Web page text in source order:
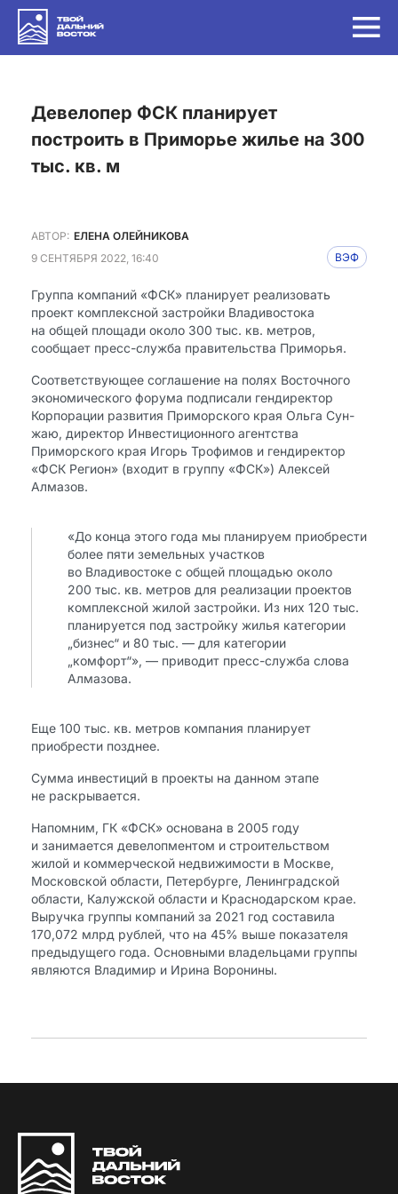
Девелопер ФСК планирует
построить в Приморье жилье на 300
тыс. кв. м
АВТОР: ЕЛЕНА ОЛЕЙНИКОВА
9 СЕНТЯБРЯ 2022, 16:40
ВЭФ
Группа компаний «ФСК» планирует реализовать
проект комплексной застройки Владивостока
на общей площади около 300 тыс. кв. метров,
сообщает пресс-служба правительства Приморья.
Соответствующее соглашение на полях Восточного
экономического форума подписали гендиректор
Корпорации развития Приморского края Ольга Сун-
жаю, директор Инвестиционного агентства
Приморского края Игорь Трофимов и гендиректор
«ФСК Регион» (входит в группу «ФСК») Алексей
Алмазов.
«До конца этого года мы планируем приобрести
более пяти земельных участков
во Владивостоке с общей площадью около
200 тыс. кв. метров для реализации проектов
комплексной жилой застройки. Из них 120 тыс.
планируется под застройку жилья категории
„бизнес“ и 80 тыс. — для категории
„комфорт“», — приводит пресс-служба слова
Алмазова.
Еще 100 тыс. кв. метров компания планирует
приобрести позднее.
Сумма инвестиций в проекты на данном этапе
не раскрывается.
Напомним, ГК «ФСК» основана в 2005 году
и занимается девелопментом и строительством
жилой и коммерческой недвижимости в Москве,
Московской области, Петербурге, Ленинградской
области, Калужской области и Краснодарском крае.
Выручка группы компаний за 2021 год составила
170,072 млрд рублей, что на 45% выше показателя
предыдущего года. Основными владельцами группы
являются Владимир и Ирина Воронины.